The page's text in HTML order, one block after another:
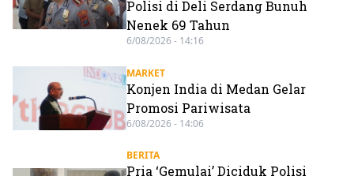
Polisi di Deli Serdang Bunuh
Nenek 69 Tahun
6/08/2026 - 14:16
MARKET
Konjen India di Medan Gelar
Promosi Pariwisata
6/08/2026 - 14:06
BERITA
Pria ‘Gemulai’ Diciduk Polisi